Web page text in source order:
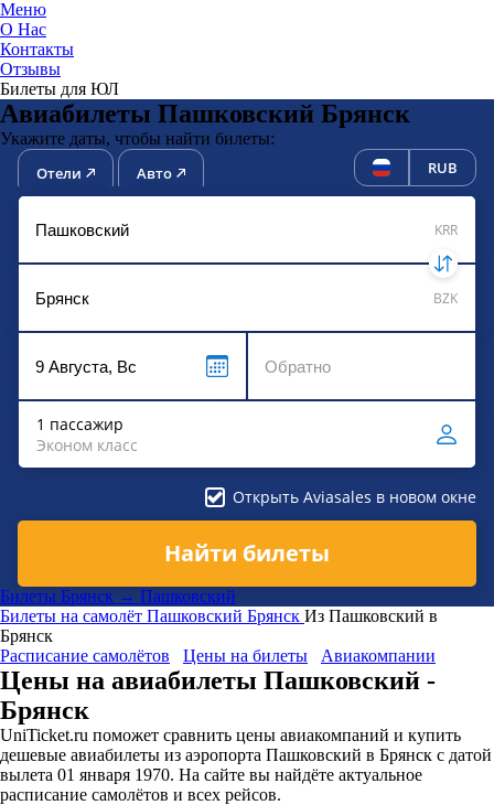
Меню
О Нас
Контакты
Отзывы
Билеты для ЮЛ
Авиабилеты Пашковский Брянск
Укажите даты, чтобы найти билеты:
Отели Авто RUB
KRR
BZK
1 пассажир
Эконом класс
Открыть Aviasales в новом окне
Найти билеты
Билеты Брянск → Пашковский
Билеты на самолёт Пашковский Брянск Из Пашковский в
Брянск
Расписание самолётов
Цены на билеты Авиакомпании
Цены на авиабилеты Пашковский -
Брянск
UniTicket.ru поможет сравнить цены авиакомпаний и купить
дешевые авиабилеты из аэропорта Пашковский в Брянск с датой
вылета 01 января 1970. На сайте вы найдёте актуальное
расписание самолётов и всех рейсов.